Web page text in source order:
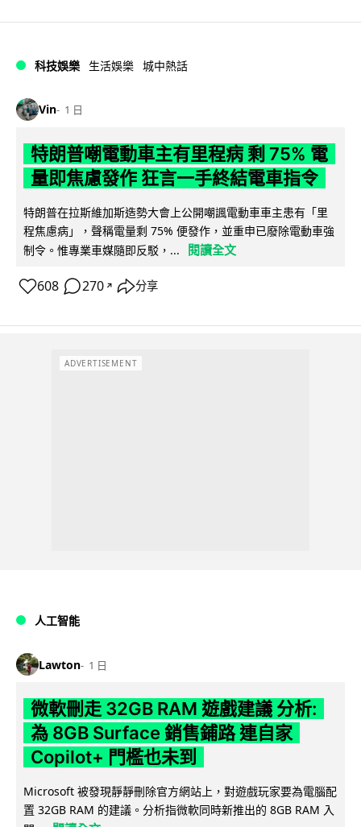
科技娛樂 生活娛樂 城中熱話
Vin 1 日
特朗普嘲電動車主有里程病 剩 75% 電
量即焦慮發作 狂言一手終結電車指令
特朗普在拉斯維加斯造勢大會上公開嘲諷電動車車主患有「里
程焦慮病」，聲稱電量剩 75% 便發作，並重申已廢除電動車強
制令。惟專業車媒隨即反駁，...
閱讀全文
608 270 ↗ 分享
ADVERTISEMENT
人工智能
Lawton 1 日
微軟刪走 32GB RAM 遊戲建議 分析:
為 8GB Surface 銷售鋪路 連自家
Copilot+ 門檻也未到
Microsoft 被發現靜靜刪除官方網站上，對遊戲玩家要為電腦配
置 32GB RAM 的建議。分析指微軟同時新推出的 8GB RAM 入